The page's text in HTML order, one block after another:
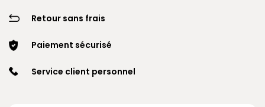
Retour sans frais
Paiement sécurisé
Service client personnel